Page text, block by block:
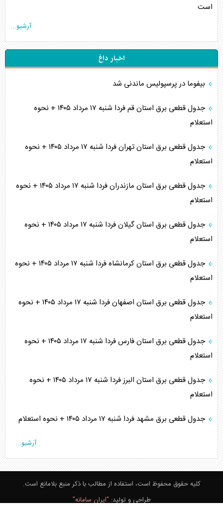
است
آرشیو...
اخبار داغ
بیفوما در پرسپولیس ماندنی شد
جدول قطعی برق استان قم فردا شنبه ۱۷ مرداد ۱۴۰۵ + نحوه
استعلام
جدول قطعی برق استان تهران فردا شنبه ۱۷ مرداد ۱۴۰۵ + نحوه
استعلام
جدول قطعی برق استان مازندران فردا شنبه ۱۷ مرداد ۱۴۰۵ + نحوه
استعلام
جدول قطعی برق استان گیلان فردا شنبه ۱۷ مرداد ۱۴۰۵ + نحوه
استعلام
جدول قطعی برق استان کرمانشاه فردا شنبه ۱۷ مرداد ۱۴۰۵ + نحوه
استعلام
جدول قطعی برق استان اصفهان فردا شنبه ۱۷ مرداد ۱۴۰۵ + نحوه
استعلام
جدول قطعی برق استان فارس فردا شنبه ۱۷ مرداد ۱۴۰۵ + نحوه
استعلام
جدول قطعی برق استان البرز فردا شنبه ۱۷ مرداد ۱۴۰۵ + نحوه
استعلام
جدول قطعی برق مشهد فردا شنبه ۱۷ مرداد ۱۴۰۵ + نحوه استعلام
آرشیو...
کلیه حقوق محفوظ است، استفاده از مطالب با ذکر منبع بلامانع است.
طراحی و تولید: "ایران سامانه"